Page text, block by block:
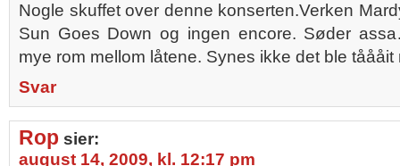
Nogle skuffet over denne konserten.Verken
Sun Goes Down og ingen encore. Søder
mye rom mellom låtene. Synes ikke det ble tåååit
Svar
Rop sier:
august 14, 2009, kl. 12:17 pm